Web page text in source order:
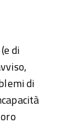
di
di